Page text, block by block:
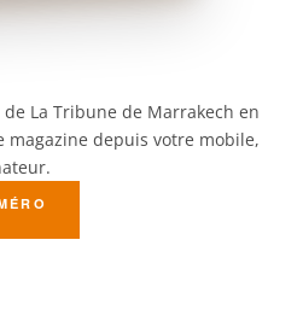
La Tribune de Marrakech en
magazine depuis votre mobile,